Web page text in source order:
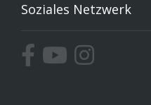
Soziales Netzwerk